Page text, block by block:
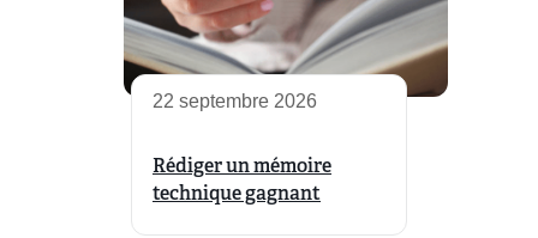
22 septembre 2026
Rédiger un mémoire
technique gagnant